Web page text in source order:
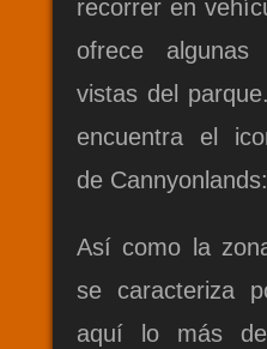
recorrer en
ofrece
vistas del
encuentra el
de
Así como la
se caracteriza
aquí lo más